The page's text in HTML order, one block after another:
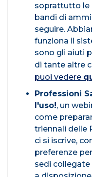
soprattutto le
bandi di
seguire.
funziona il
sono gli aiuti
di tante altre
puoi vedere
Professioni
l'uso!, un
come
triennali delle
ci si iscrive,
preferenze
sedi collegate